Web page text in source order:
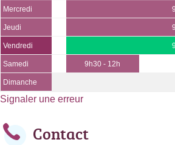
Mercredi
Jeudi
Vendredi
Samedi 9h30 - 12h
Dimanche
Signaler une erreur
Contact